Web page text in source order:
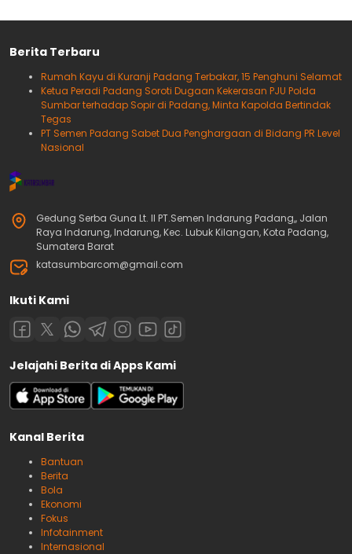
Berita Terbaru
Rumah Kayu di Kuranji Padang Terbakar, 15 Penghuni Selamat
Ketua Peradi Padang Soroti Dugaan Kekerasan PJU Polda
Sumbar terhadap Sopir di Padang, Minta Kapolda Bertindak
Tegas
PT Semen Padang Sabet Dua Penghargaan di Bidang PR Level
Nasional
Gedung Serba Guna Lt. II PT.Semen Indarung Padang,, Jalan
Raya Indarung, Indarung, Kec. Lubuk Kilangan, Kota Padang,
Sumatera Barat
katasumbarcom@gmail.com
Ikuti Kami
Jelajahi Berita di Apps Kami
Kanal Berita
Bantuan
Berita
Bola
Ekonomi
Fokus
Infotainment
Internasional